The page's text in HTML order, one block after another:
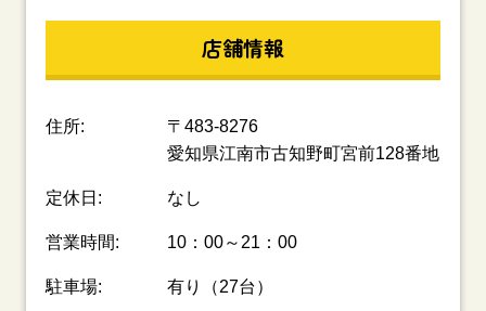
店舗情報
住所:
〒483-8276
愛知県江南市古知野町宮前128番地
定休日: なし
営業時間: 10：00～21：00
駐車場: 有り（27台）